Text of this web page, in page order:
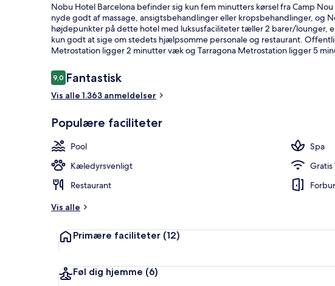
Nobu Hotel Barcelona befinder sig kun fem minutters kørsel fra Camp
nyde godt af massage, ansigtsbehandlinger eller kropsbehandlinger, og
højdepunkter på dette hotel med luksusfaciliteter tæller 2 barer/lounger,
kun godt at sige om stedets hjælpsomme personale og restaurant.
Metrostation ligger 2 minutter væk og Tarragona Metrostation ligger 5
Anmeldelser
9,09,0 ud af 10.
Fantastisk
Vis alle 1.363 anmeldelser
Populære faciliteter
Pool
Spa
Kæledyrsvenligt
Gratis
Restaurant
Vis alle
Primære faciliteter (12)
Føl dig hjemme (6)